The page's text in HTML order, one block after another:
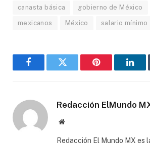
canasta básica gobierno de México
mexicanos México salario mínimo
FacebookGorjeo Pinterest
Redacción ElMundo
Sitio
Redacción El Mundo MX es